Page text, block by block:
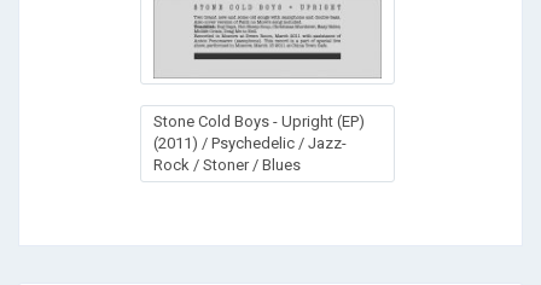
Stone Cold Boys - Upright (EP)
(2011) / Psychedelic / Jazz-
Rock / Stoner / Blues